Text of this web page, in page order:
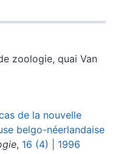
zoologie, quai Van
de la nouvelle
belgo-néerlandaise
, 16 (4) | 1996